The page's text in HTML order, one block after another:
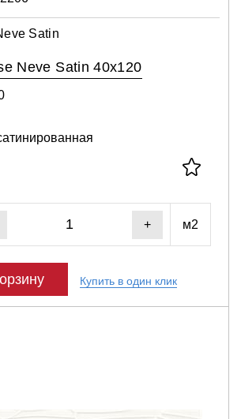
Satin
Neve Satin 40x120
+ м2
Купить в один клик